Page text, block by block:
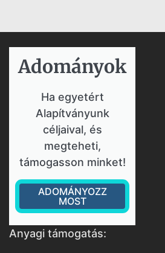
Adományok​
Ha egyetért
Alapítványunk
céljaival, és
megteheti,
támogasson minket!
ADOMÁNYOZZ
MOST
Anyagi támogatás: